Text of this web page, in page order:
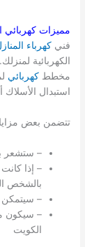
مميزات كهربائي
فني كهرباء
الكهربائية
مخططكهربائي
استبدال الأسلاك
تتضمن بعض
– ستشعر
– إذا
بالشخص
– سيتمكن
– سيكون
الكويت